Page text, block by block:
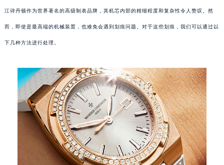
江诗丹顿作为世界著名的高级制表品牌，其机芯内部的精细程度和复杂性令人赞叹。然
而，即使是最高端的机械装置，也难免会遇到划痕问题。对于这些划痕，我们可以通过以
下几种方法进行处理。